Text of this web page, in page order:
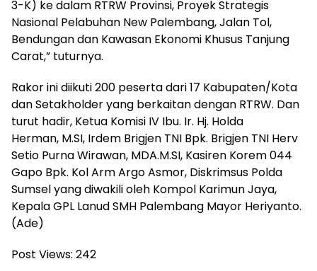
3-K) ke dalam RTRW Provinsi, Proyek Strategis
Nasional Pelabuhan New Palembang, Jalan Tol,
Bendungan dan Kawasan Ekonomi Khusus Tanjung
Carat,” tuturnya.
Rakor ini diikuti 200 peserta dari 17 Kabupaten/Kota
dan Setakholder yang berkaitan dengan RTRW. Dan
turut hadir, Ketua Komisi IV Ibu. Ir. Hj. Holda
Herman, M.SI, Irdem Brigjen TNI Bpk. Brigjen TNI Herv
Setio Purna Wirawan, MDA.M.SI, Kasiren Korem 044
Gapo Bpk. Kol Arm Argo Asmor, Diskrimsus Polda
Sumsel yang diwakili oleh Kompol Karimun Jaya,
Kepala GPL Lanud SMH Palembang Mayor Heriyanto.
(Ade)
Post Views: 242